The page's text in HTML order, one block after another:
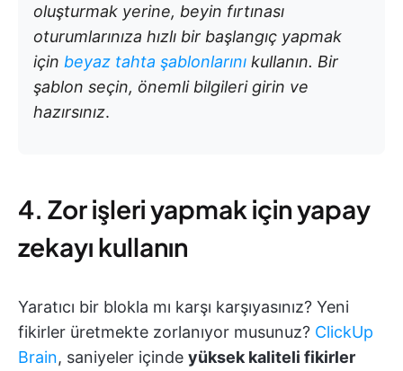
oluşturmak yerine, beyin fırtınası
oturumlarınıza hızlı bir başlangıç yapmak
için beyaz tahta şablonlarını kullanın. Bir
şablon seçin, önemli bilgileri girin ve
hazırsınız.
4. Zor işleri yapmak için yapay
zekayı kullanın
Yaratıcı bir blokla mı karşı karşıyasınız? Yeni
fikirler üretmekte zorlanıyor musunuz? ClickUp
Brain, saniyeler içinde yüksek kaliteli fikirler